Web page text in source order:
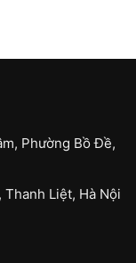
Phường Bồ Đề,
Thanh Liệt, Hà Nội